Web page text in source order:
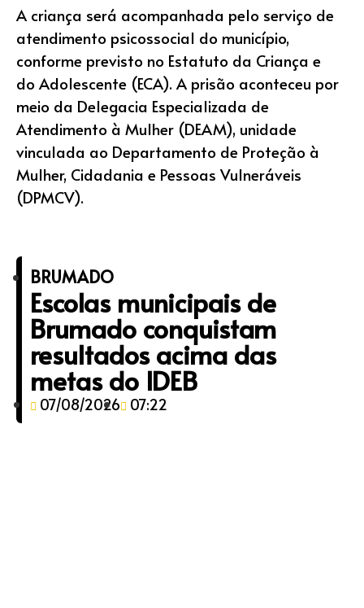
A criança será acompanhada pelo serviço de
atendimento psicossocial do município,
conforme previsto no Estatuto da Criança e
do Adolescente (ECA). A prisão aconteceu por
meio da Delegacia Especializada de
Atendimento à Mulher (DEAM), unidade
vinculada ao Departamento de Proteção à
Mulher, Cidadania e Pessoas Vulneráveis
(DPMCV).
BRUMADO
Escolas municipais de
Brumado conquistam
resultados acima das
metas do IDEB
07/08/2026 07:22